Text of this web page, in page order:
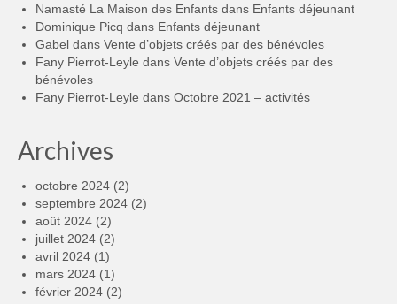
Namasté La Maison des Enfants dans Enfants déjeunant
Dominique Picq dans Enfants déjeunant
Gabel dans Vente d’objets créés par des bénévoles
Fany Pierrot-Leyle dans Vente d’objets créés par des
bénévoles
Fany Pierrot-Leyle dans Octobre 2021 – activités
Archives
octobre 2024 (2)
septembre 2024 (2)
août 2024 (2)
juillet 2024 (2)
avril 2024 (1)
mars 2024 (1)
février 2024 (2)